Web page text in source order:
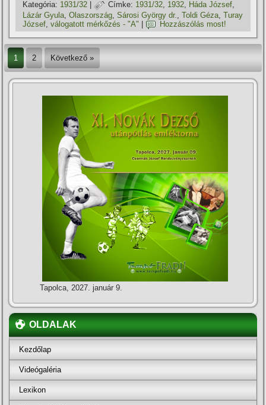
Kategória: 1931/32 | Címke: 1931/32, 1932, Háda József,
Lázár Gyula ,Olaszország ,Sárosi György dr. ,Toldi Géza ,Turay
József,válogatott mérkőzés - "A" Hozzászólás most!
1 2 Következő »
Tapolca, 2027. január 9.
OLDALAK
Kezdőlap
Videógaléria
Lexikon